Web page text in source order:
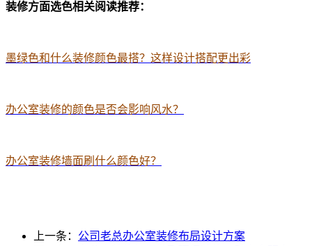
装修方面选色相关阅读推荐：
墨绿色和什么装修颜色最搭？这样设计搭配更出彩
办公室装修的颜色是否会影响风水？
办公室装修墙面刷什么颜色好？
上一条： 公司老总办公室装修布局设计方案